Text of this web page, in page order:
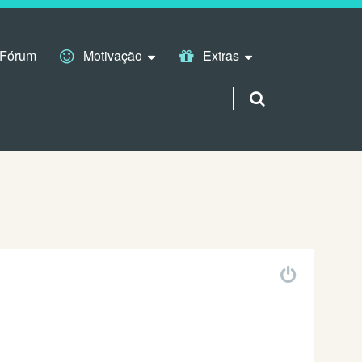
Fórum Motivação Extras